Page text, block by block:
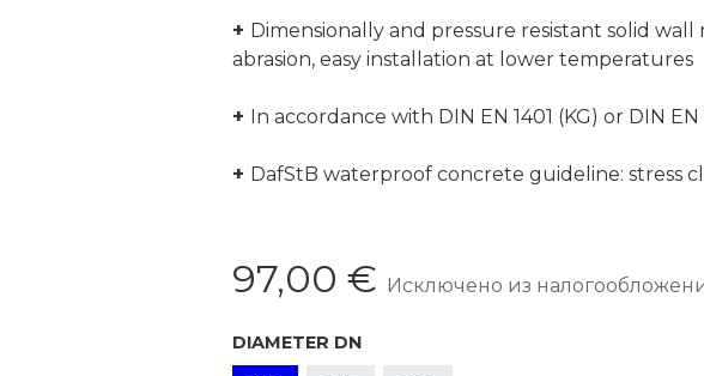
+ Dimensionally and pressure resistant solid wall
abrasion, easy installation at lower temperatures
+ In accordance with DIN EN 1401 (KG) or DIN EN
+ DafStB waterproof concrete guideline: stress
97,00 € Исключено из
DIAMETER DN